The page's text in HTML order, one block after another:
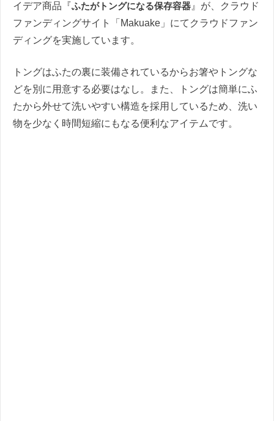
イデア商品『ふたがトングになる保存容器 』が、クラウド
ファンディングサイト「Makuake」にてクラウドファン
ディングを実施しています。
トングはふたの裏に装備されているからお箸やトングな
どを別に用意する必要はなし。また、トングは簡単にふ
たから外せて洗いやすい構造を採用しているため、洗い
物を少なく時間短縮にもなる便利なアイテムです。